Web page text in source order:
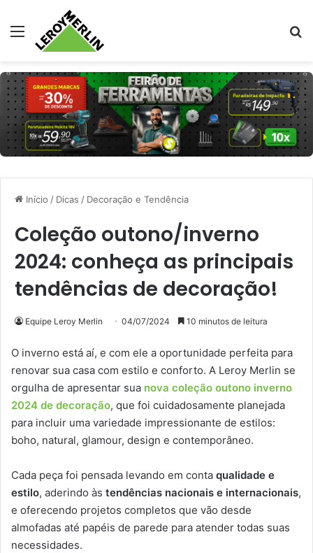
Menu
Início / Dicas / Decoração e Tendência
Coleção outono/inverno
2024: conheça as principais
tendências de decoração!
Equipe Leroy Merlin 04/07/2024 10 minutos de leitura
O inverno está aí, e com ele a oportunidade perfeita para
renovar sua casa com estilo e conforto. A Leroy Merlin se
orgulha de apresentar sua nova coleção outono inverno
2024 de decoração, que foi cuidadosamente planejada
para incluir uma variedade impressionante de estilos:
boho, natural, glamour, design e contemporâneo.
Cada peça foi pensada levando em conta qualidade e
estilo, aderindo às tendências nacionais e internacionais,
e oferecendo projetos completos que vão desde
almofadas até papéis de parede para atender todas suas
necessidades.